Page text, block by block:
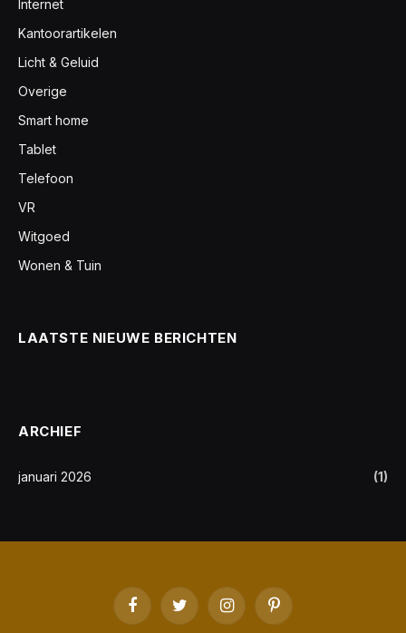
Internet
Kantoorartikelen
Licht & Geluid
Overige
Smart home
Tablet
Telefoon
VR
Witgoed
Wonen & Tuin
LAATSTE NIEUWE BERICHTEN
ARCHIEF
januari 2026 (1)
FacebookTwitter InstagramPinterest